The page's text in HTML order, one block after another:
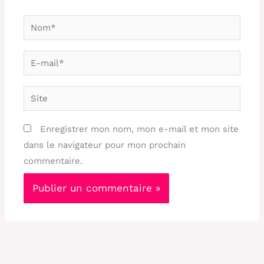
Nom*
E-
mail*
Site
Enregistrer mon nom, mon e-mail et mon site
dans le navigateur pour mon prochain
commentaire.